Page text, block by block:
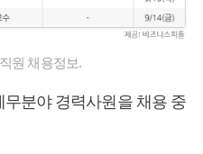
원 채용정보.
분야 경력사원을 채용 중